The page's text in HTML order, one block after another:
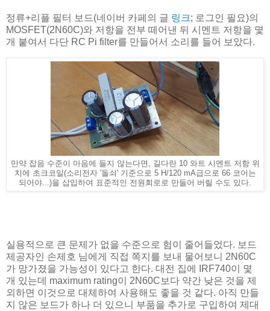
정류+리플 필터 보드(네이버 카페의 글 링크; 로그인 필요)의
MOSFET(2N60C)와 저항을 전부 떼어낸 뒤 시멘트 저항을 몇
개 붙여서 다단 RC Pi filter를 만들어서 소리를 들어 보았다.
만약 잡음 수준이 마음에 들지 않는다면, 길다란 10 와트 시멘트 저항 위
치에 초크코일(소리전자 '돌쇠' 기준으로 5 H/120 mA급으로 66 코어는
되어야...)을 삽입하여 표준적인 전원회로로 만들어 버릴 수도 있다.
실용적으로 큰 문제가 없을 수준으로 험이 줄어들었다. 보드
제공자인 손제호 님에게 직접 쪽지를 보내 물어보니 2N60C
가 망가졌을 가능성이 있다고 한다. 대전 집에 IRF740이 몇
개 있는데 maximum rating이 2N60C보다 약간 낮은 것을 제
외하면 이것으로 대체하여 사용해도 좋을 것 같다. 아직 만들
지 않은 보드가 하나 더 있으니 부품을 추가로 구입하여 제대